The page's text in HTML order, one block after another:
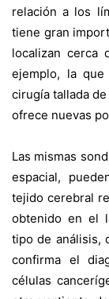
relación a los
tiene gran
localizan cerca
ejemplo, la
cirugía tallada
ofrece nuevas
Las mismas
espacial,
tejido cerebral
obtenido en el
tipo de análisis,
confirma el
células